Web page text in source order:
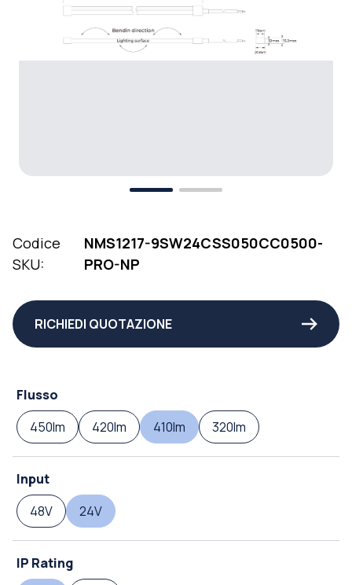
Codice
SKU:
NMS1217-9SW24CSS050CC0500-
PRO-NP
RICHIEDI QUOTAZIONE
Flusso
450lm
420lm 410lm 320lm
Input
48V
24V
IP Rating